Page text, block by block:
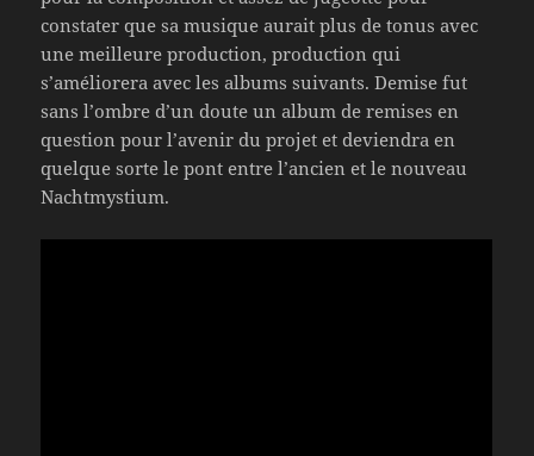
constater que sa musique aurait plus de tonus avec
une meilleure production, production qui
s’améliorera avec les albums suivants. Demise fut
sans l’ombre d’un doute un album de remises en
question pour l’avenir du projet et deviendra en
quelque sorte le pont entre l’ancien et le nouveau
Nachtmystium.